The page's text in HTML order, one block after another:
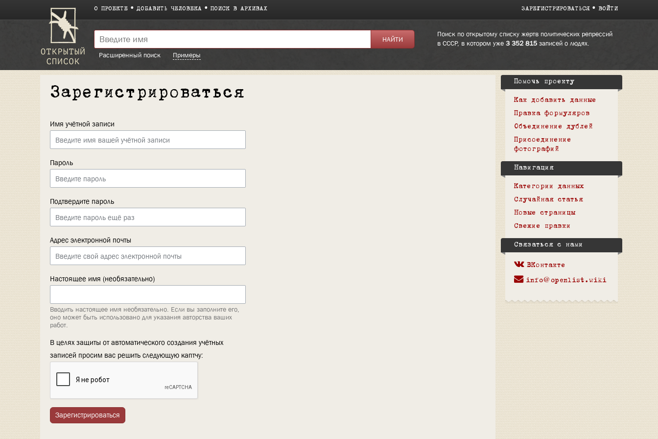
О ПРОЕКТЕ ДОБАВИТЬ ЧЕЛОВЕКА ПОИСК В АРХИВАХ ЗАРЕГИСТРИРОВАТЬСЯ ВОЙТИ
Поиск по открытому списку жертв политических репрессий
в СССР, в котором уже 3 352 815записей о людях.
Расширенный поиск
Примеры
Зарегистрироваться
Имя учётной записи
Пароль
Подтвердите пароль
Адрес электронной почты
Настоящее имя (необязательно)
Вводить настоящее имя необязательно. Если вы заполните его,
оно может быть использовано для указания авторства ваших
работ.
В целях защиты от автоматического создания учётных
записей просим вас решить следующую каптчу:
Зарегистрироваться
Помочь проекту
Как добавить данные
Правка формуляров
Объединение дублей
Присоединение
фотографий
Навигация
Категории данных
Случайная статья
Новые страницы
Свежие правки
Связаться с нами
ВКонтакте
info@openlist.wiki